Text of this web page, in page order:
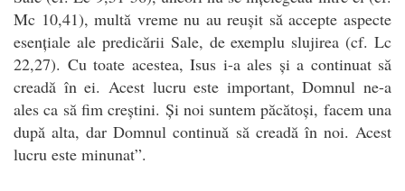
Mc 10,41), multă vreme nu au reușit să accepte aspecte
esențiale ale predicării Sale, de exemplu slujirea (cf. Lc
22,27). Cu toate acestea, Isus i-a ales și a continuat să
creadă în ei. Acest lucru este important, Domnul ne-a
ales ca să fim creștini. Și noi suntem păcătoși, facem una
după alta, dar Domnul continuă să creadă în noi. Acest
lucru este minunat”.